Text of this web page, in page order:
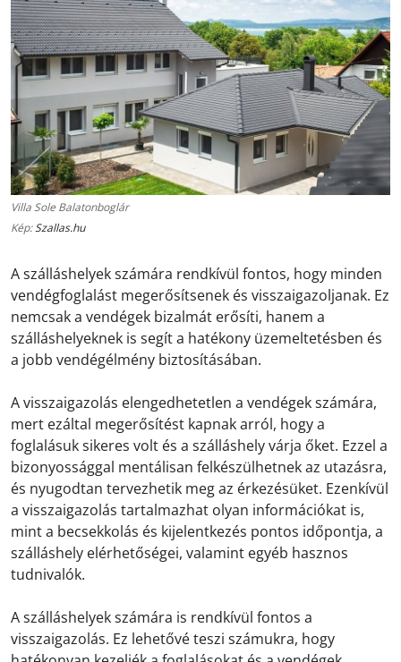
Villa Sole Balatonboglár
Kép:Szallas.hu
A szálláshelyek számára rendkívül fontos, hogy minden
vendégfoglalást megerősítsenek és visszaigazoljanak. Ez
nemcsak a vendégek bizalmát erősíti, hanem a
szálláshelyeknek is segít a hatékony üzemeltetésben és
a jobb vendégélmény biztosításában.
A visszaigazolás elengedhetetlen a vendégek számára,
mert ezáltal megerősítést kapnak arról, hogy a
foglalásuk sikeres volt és a szálláshely várja őket. Ezzel a
bizonyossággal mentálisan felkészülhetnek az utazásra,
és nyugodtan tervezhetik meg az érkezésüket. Ezenkívül
a visszaigazolás tartalmazhat olyan információkat is,
mint a becsekkolás és kijelentkezés pontos időpontja, a
szálláshely elérhetőségei, valamint egyéb hasznos
tudnivalók.
A szálláshelyek számára is rendkívül fontos a
visszaigazolás. Ez lehetővé teszi számukra, hogy